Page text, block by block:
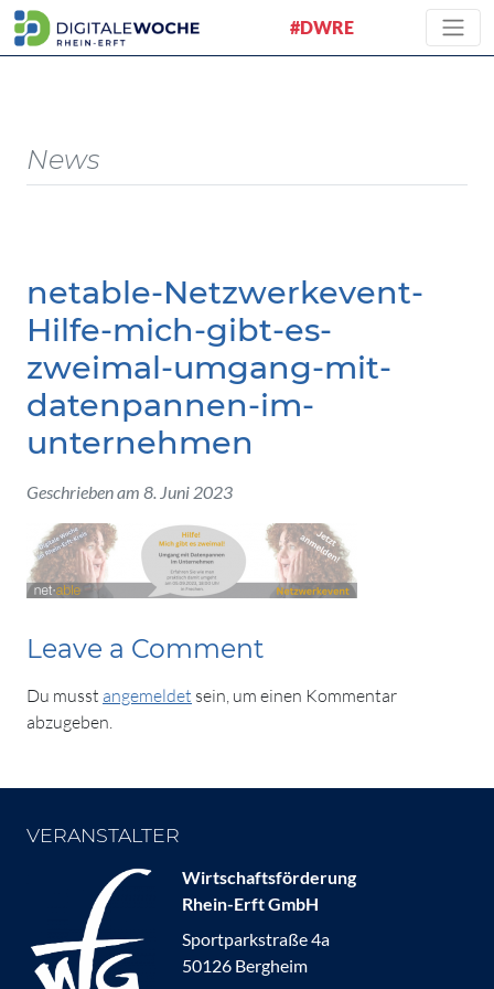
#DWRE
News
netable-Netzwerkevent-
Hilfe-mich-gibt-es-
zweimal-umgang-mit-
datenpannen-im-
unternehmen
Geschrieben am 8. Juni 2023
Leave a Comment
Du musst angemeldet sein, um einen Kommentar
abzugeben.
VERANSTALTER
Wirtschaftsförderung
Rhein-Erft GmbH
Sportparkstraße 4a
50126 Bergheim